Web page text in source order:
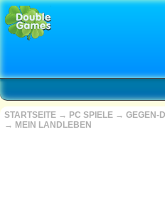
STARTSEITE → PC SPIELE → GEGEN-
→ MEIN LANDLEBEN